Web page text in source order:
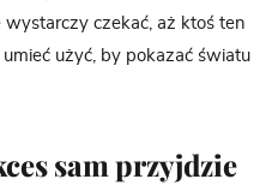
czekać, aż ktoś ten
użyć, by pokazać światu
sam przyjdzie